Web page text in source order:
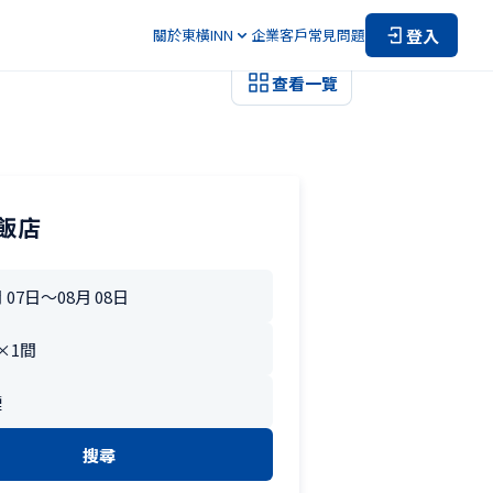
關於東橫INN 企業客戶常見問題 登入
查看一覽
店
搜尋